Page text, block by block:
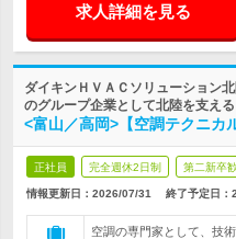
求人詳細を見る
ダイキンＨＶＡＣソリューション
のグループ企業として北陸を支える
<富山／高岡>【空調テクニカ
正社員 完全週休2日制 第二新卒
情報更新日：2026/07/31 終了予定日：
空調の専門家として、技